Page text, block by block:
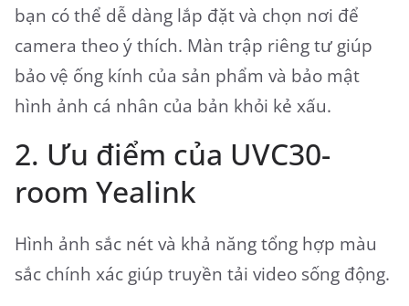
bạn có thể dễ dàng lắp đặt và chọn nơi để
camera theo ý thích. Màn trập riêng tư giúp
bảo vệ ống kính của sản phẩm và bảo mật
hình ảnh cá nhân của bản khỏi kẻ xấu.
2. Ưu điểm của UVC30-
room Yealink
Hình ảnh sắc nét và khả năng tổng hợp màu
sắc chính xác giúp truyền tải video sống động.